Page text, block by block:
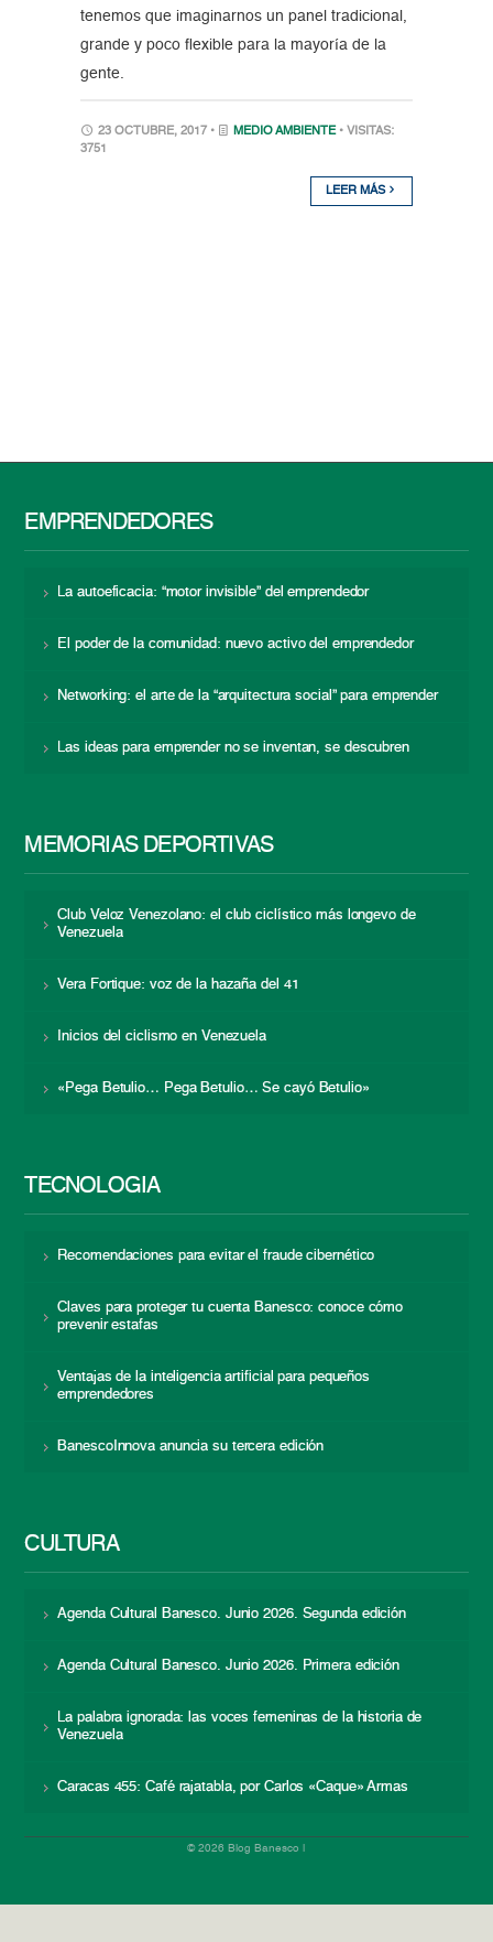
tenemos que imaginarnos un panel tradicional,
grande y poco flexible para la mayoría de la
gente.
23 OCTUBRE, 2017 • MEDIO AMBIENTE • VISITAS:
3751
LEER MÁS
EMPRENDEDORES
La autoeficacia: “motor invisible” del emprendedor
El poder de la comunidad: nuevo activo del emprendedor
Networking: el arte de la “arquitectura social” para emprender
Las ideas para emprender no se inventan, se descubren
MEMORIAS DEPORTIVAS
Club Veloz Venezolano: el club ciclístico más longevo de
Venezuela
Vera Fortique: voz de la hazaña del 41
Inicios del ciclismo en Venezuela
«Pega Betulio… Pega Betulio… Se cayó Betulio»
TECNOLOGÍA
Recomendaciones para evitar el fraude cibernético
Claves para proteger tu cuenta Banesco: conoce cómo
prevenir estafas
Ventajas de la inteligencia artificial para pequeños
emprendedores
BanescoInnova anuncia su tercera edición
CULTURA
Agenda Cultural Banesco. Junio 2026. Segunda edición
Agenda Cultural Banesco. Junio 2026. Primera edición
La palabra ignorada: las voces femeninas de la historia de
Venezuela
Caracas 455: Café rajatabla, por Carlos «Caque» Armas
© 2026 Blog Banesco |